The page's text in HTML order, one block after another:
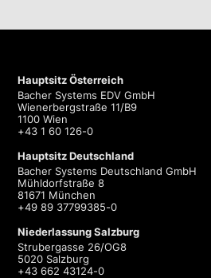
Hauptsitz Österreich
Bacher Systems EDV GmbH
Wienerbergstraße 11/B9
1100 Wien
+43 1 60 126-0
Hauptsitz Deutschland
Bacher Systems Deutschland GmbH
Mühldorfstraße 8
81671 München
+49 89 37799385-0
Niederlassung Salzburg
Strubergasse 26/OG8
5020 Salzburg
+43 662 43124-0